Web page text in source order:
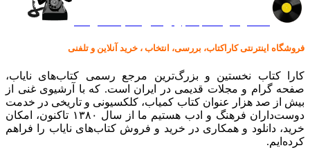
فروشگاه اینترنتی کاراکتاب، بررسی، انتخاب ، خرید آنلاین و تلفنی
کارا کتاب نخستین و بزرگ‌ترین مرجع رسمی کتاب‌های نایاب،
صفحه گرام و مجلات قدیمی در ایران است. که با آرشیوی غنی از
بیش از صد هزار عنوان کتاب کمیاب، کلکسیونی و تاریخی در خدمت
دوست‌داران فرهنگ و ادب هستیم ما از سال ۱۳۸۰ تاکنون، امکان
خرید، دانلود و همکاری در خرید و فروش کتاب‌های نایاب را فراهم
کرده‌ایم.